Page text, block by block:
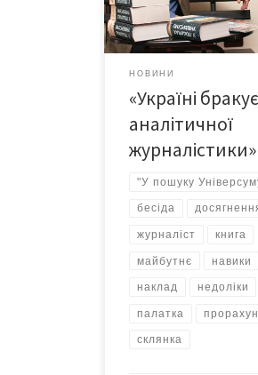
книгу – Журналістам
фаховості, – наголосив
навколокнижної бесіди у
газети, які мають
а там – і безграмотність,
редагування… терпець
уривається! Я […]
НОВИНИ
«Україні бракує
аналітичної
журналістики»
"У пошуку
бесіда
журналіст книга
майбутнє навики
наклад недоліки
палатка
склянка